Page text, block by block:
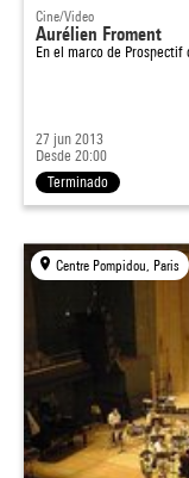
Cine/Video
Aurélien Froment
En el marco de Prospectif
27 jun 2013
Desde 20:00
Terminado
Centre Pompidou, Paris